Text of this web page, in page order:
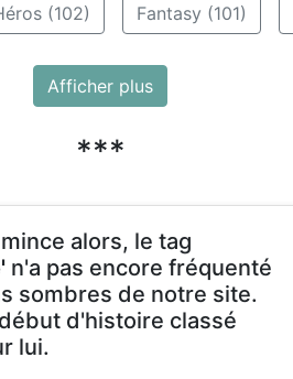
(102) Fantasy (101)
Afficher plus
***
alors, le tag
n'a pas encore fréquenté
sombres de notre site.
d'histoire classé
lui.